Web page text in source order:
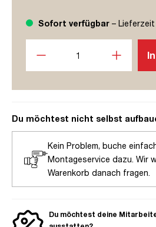
Sofort verfügbar –
Du möchtest nicht selbst
Kein Problem, buche
Montageservice dazu. Wir
Warenkorb danach fragen.
Du möchtest deine